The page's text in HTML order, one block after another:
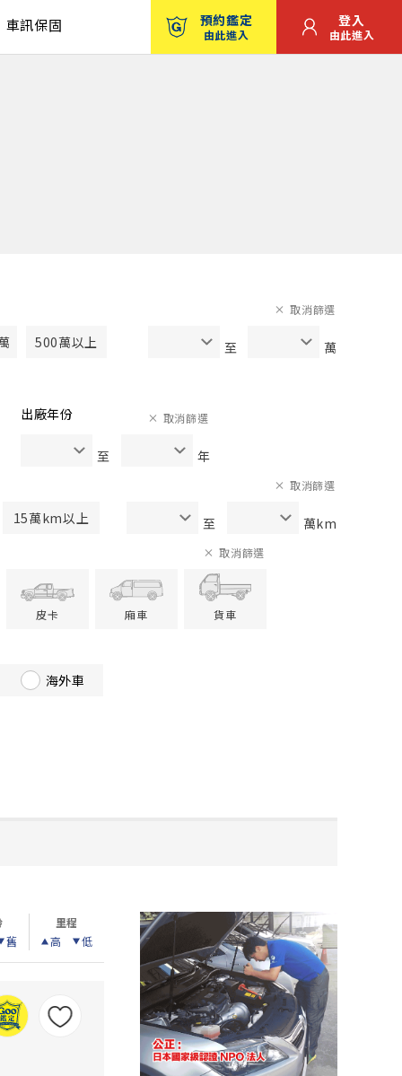
車訊保固 預約鑑定
由此進入
登入
由此進入
500萬以上 至 萬
取消篩選
出廠年份
至 年
取消篩選
15萬km以上 至 萬km
取消篩選
皮卡 廂車 貨車
取消篩選
海外車
舊
里程
高
低